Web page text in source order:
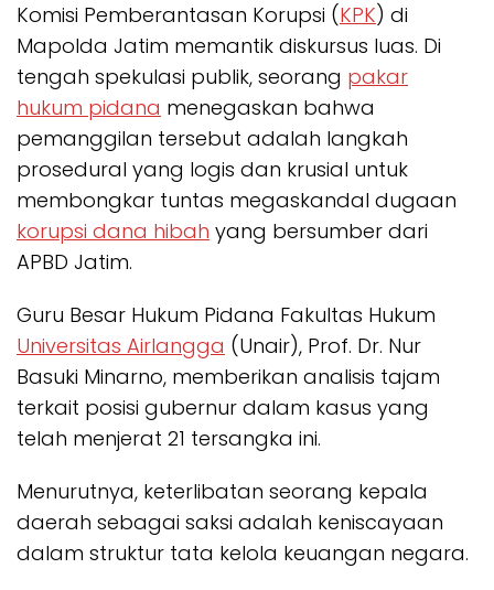
Komisi Pemberantasan Korupsi (KPK) di
Mapolda Jatim memantik diskursus luas. Di
tengah spekulasi publik, seorang pakar
hukum pidana menegaskan bahwa
pemanggilan tersebut adalah langkah
prosedural yang logis dan krusial untuk
membongkar tuntas megaskandal dugaan
korupsi dana hibah yang bersumber dari
APBD Jatim.
Guru Besar Hukum Pidana Fakultas Hukum
Universitas Airlangga (Unair), Prof. Dr. Nur
Basuki Minarno, memberikan analisis tajam
terkait posisi gubernur dalam kasus yang
telah menjerat 21 tersangka ini.
Menurutnya, keterlibatan seorang kepala
daerah sebagai saksi adalah keniscayaan
dalam struktur tata kelola keuangan negara.